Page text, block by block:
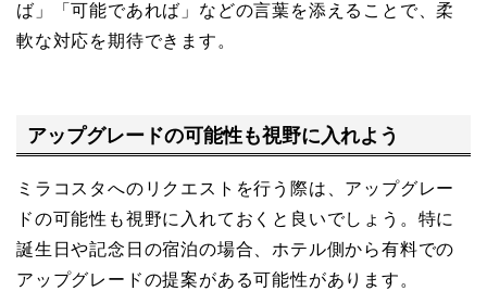
ば」「可能であれば」などの言葉を添えることで、柔
軟な対応を期待できます。
アップグレードの可能性も視野に入れよう
ミラコスタへのリクエストを行う際は、アップグレー
ドの可能性も視野に入れておくと良いでしょう。特に
誕生日や記念日の宿泊の場合、ホテル側から有料での
アップグレードの提案がある可能性があります。